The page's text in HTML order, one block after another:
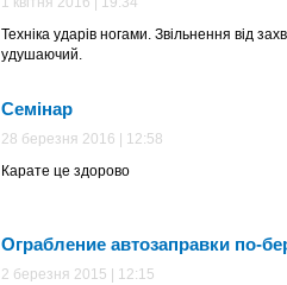
Техніка ударів ногами. Звільнення від
удушаючий.
Семінар
28 березня 2016 | 12:58
Карате це здорово
Ограбление автозаправки по-
2 березня 2015 | 12:15